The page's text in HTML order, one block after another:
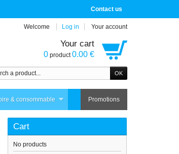
Contact us
Welcome Log in Your account
Your cart
0 product0.00 €
Promotions
& consommable
Cart
No products